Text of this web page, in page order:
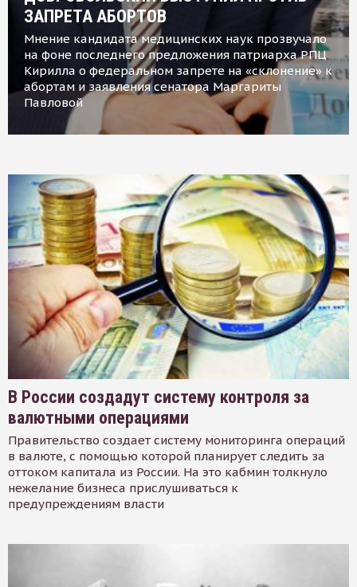
ЗАПРЕТА АБОРТОВ
Мнение кандидата медицинских наук прозвучало
на фоне последнего предложения патриарха РПЦ
Кирилла о федеральном запрете на «склонение» к
абортам и заявления сенатора Маргариты
Павловой
В России создадут систему контроля за
валютными операциями
Правительство создает систему мониторинга операций
в валюте, с помощью которой планирует следить за
оттоком капитала из России. На это кабмин толкнуло
нежелание бизнеса прислушиваться к
предупреждениям власти